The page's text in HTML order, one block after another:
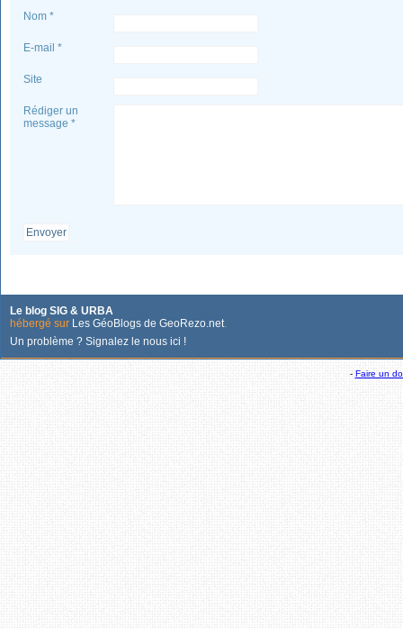
Nom *
E-mail *
Site
Rédiger un
message *
Envoyer
Le blog SIG & URBA
hébergé sur Les GéoBlogs de GeoRezo.net.
Un problème ? Signalez le nous ici !
- Faire un